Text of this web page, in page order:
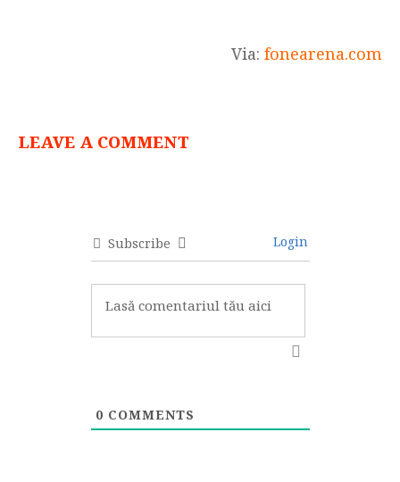
Via: fonearena.com
LEAVE A COMMENT
Subscribe Login
0 COMMENTS